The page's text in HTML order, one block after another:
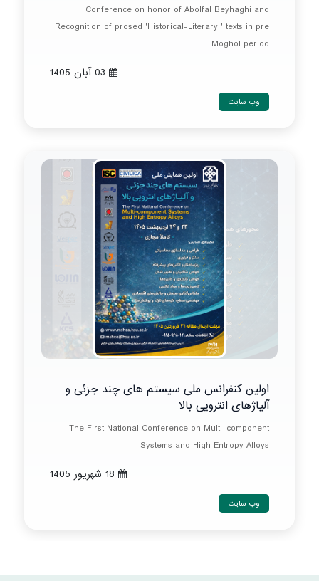
Conference on honor of Abolfal Beyhaghi and
Recognition of prosed 'Historical-Literary ' texts in pre
Moghol period
وب سایت
اولین کنفرانس ملی سیستم های چند جزئی و
آلیاژهای انتروپی بالا
The First National Conference on Multi-component
Systems and High Entropy Alloys
وب سایت